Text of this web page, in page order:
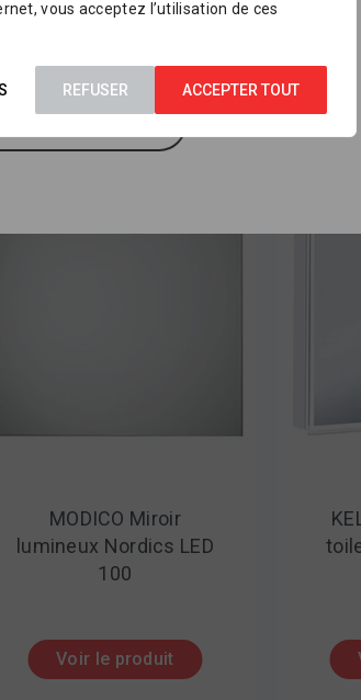
vous acceptez l’utilisation de ces
REFUSER ACCEPTER TOUT
KELLER Armoire de
toilette ILLUMINATO
Voir le produit
dans nos points de vente, où sont
d’autres références.